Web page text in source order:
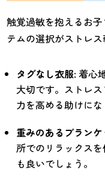
触覚過敏を抱えるお
テムの選択がストレス
タグなし衣服: 着心
大切です。ストレ
力を高める助けにな
重みのあるブランケ
所でのリラックス
も良いでしょう。